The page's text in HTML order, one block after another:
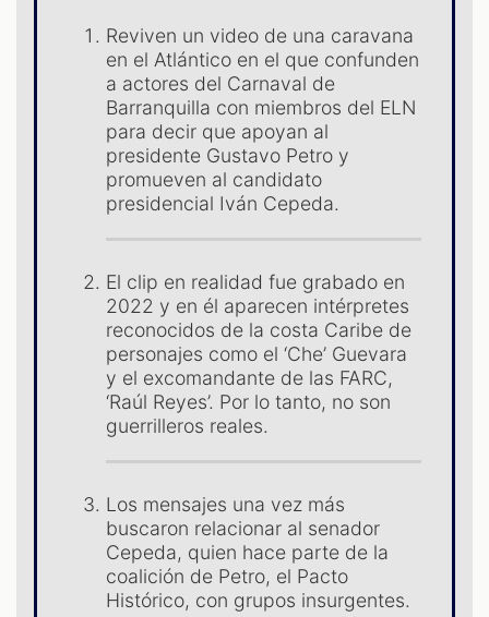
Reviven un video de una caravana
en el Atlántico en el que confunden
a actores del Carnaval de
Barranquilla con miembros del ELN
para decir que apoyan al
presidente Gustavo Petro y
promueven al candidato
presidencial Iván Cepeda.
El clip en realidad fue grabado en
2022 y en él aparecen intérpretes
reconocidos de la costa Caribe de
personajes como el ‘Che’ Guevara
y el excomandante de las FARC,
‘Raúl Reyes’. Por lo tanto, no son
guerrilleros reales.
Los mensajes una vez más
buscaron relacionar al senador
Cepeda, quien hace parte de la
coalición de Petro, el Pacto
Histórico, con grupos insurgentes.